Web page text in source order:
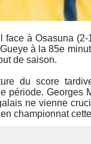
face à Osasuna (2-
à la 85e
de saison.
du score
période. Georges
ne vienne
championnat